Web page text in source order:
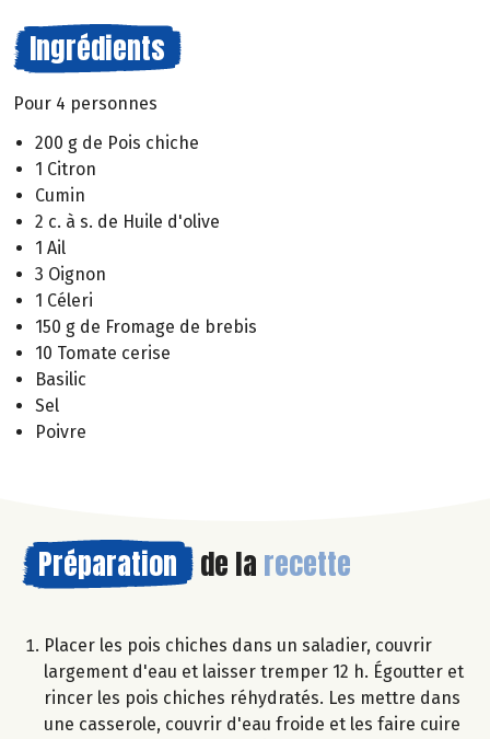
Ingrédients
Pour 4 personnes
200 g de Pois chiche
1 Citron
Cumin
2 c. à s. de Huile d'olive
1 Ail
3 Oignon
1 Céleri
150 g de Fromage de brebis
10 Tomate cerise
Basilic
Sel
Poivre
Préparation de la recette
Placer les pois chiches dans un saladier, couvrir
largement d'eau et laisser tremper 12 h. Égoutter et
rincer les pois chiches réhydratés. Les mettre dans
une casserole, couvrir d'eau froide et les faire cuire